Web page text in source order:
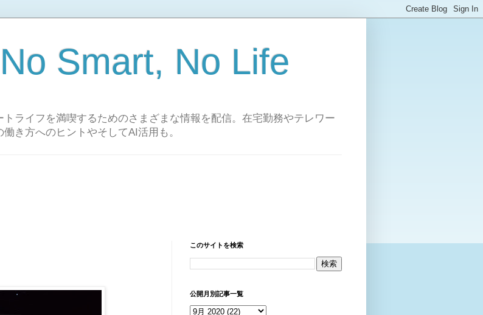
Smart, No Life
ライフを満喫するためのさまざまな情報を配信。在宅勤務やテレワー
き方へのヒントやそしてAI活用も。
このサイトを検索
公開月別記事一覧